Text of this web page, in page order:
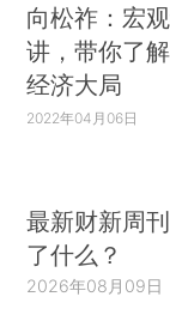
向松祚：宏
讲，带你了
经济大局
2022年04月06日
最新财新周
了什么？
2026年08月09日